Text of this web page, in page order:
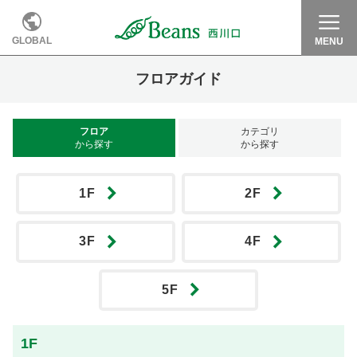
GLOBAL MENU
フロアガイド
フロア
から探す
カテゴリ
から探す
1F 2F
3F 4F
5F
1F